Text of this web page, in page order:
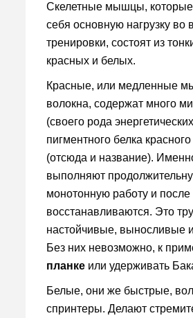
Скелетные мышцы, которые
себя основную нагрузку во
тренировки, состоят из
красных и белых.
Красные, или медленные
волокна, содержат много
(своего рода
пигментного белка красного
(отсюда и название).
выполняют
монотонную работу и
восстанавливаются. Это
настойчивые, выносливые
Без них невозможно, к
планкеили удерживать
Белые, они же быстрые,
спринтеры. Делают